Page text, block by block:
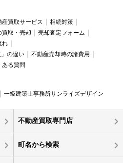
産買取サービス
相続対策
買取・売却
売却査定フォーム
れ
の違い
不動産売却時の諸費用
ある質問
一級建築士事務所サンライズデザイン
不動産買取専門店
町名から検索